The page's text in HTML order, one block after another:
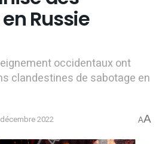
Russie
occidentaux ont
clandestines de sabotage en
2022 AA